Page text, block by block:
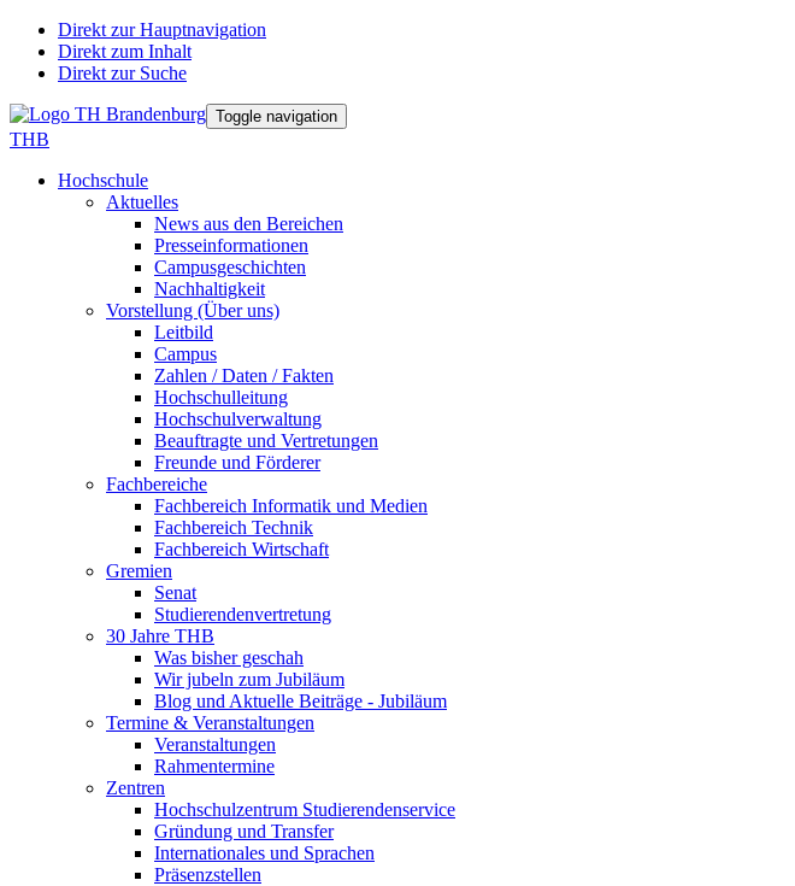
Direkt zur Hauptnavigation
Direkt zum Inhalt
Direkt zur Suche
Toggle navigation
THB
Hochschule
Aktuelles
News aus den Bereichen
Presseinformationen
Campusgeschichten
Nachhaltigkeit
Vorstellung (Über uns)
Leitbild
Campus
Zahlen / Daten / Fakten
Hochschulleitung
Hochschulverwaltung
Beauftragte und Vertretungen
Freunde und Förderer
Fachbereiche
Fachbereich Informatik und Medien
Fachbereich Technik
Fachbereich Wirtschaft
Gremien
Senat
Studierendenvertretung
30 Jahre THB
Was bisher geschah
Wir jubeln zum Jubiläum
Blog und Aktuelle Beiträge - Jubiläum
Termine & Veranstaltungen
Veranstaltungen
Rahmentermine
Zentren
Hochschulzentrum Studierendenservice
Gründung und Transfer
Internationales und Sprachen
Präsenzstellen